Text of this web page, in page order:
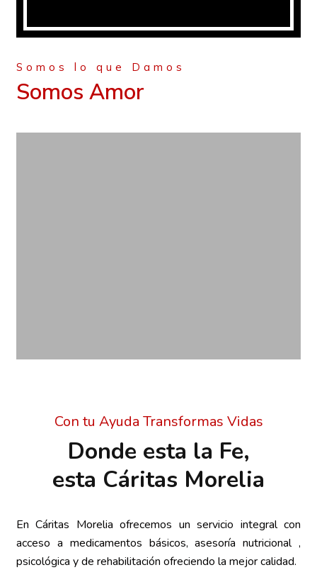
Somos lo que Damos
Somos Amor
Con tu Ayuda Transformas Vidas
Donde esta la Fe,
esta Cáritas Morelia
En Cáritas Morelia ofrecemos un servicio integral con
acceso a medicamentos básicos, asesoría nutricional ,
psicológica y de rehabilitación ofreciendo la mejor calidad.